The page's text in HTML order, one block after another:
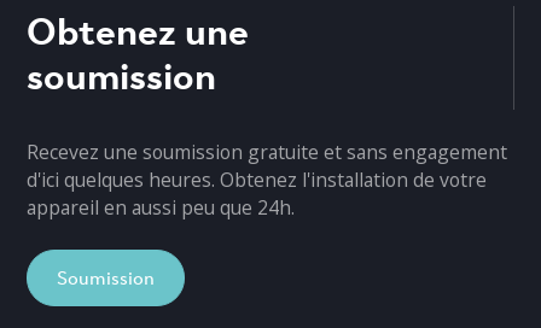
Obtenez une
soumission
Recevez une soumission gratuite et sans engagement
d'ici quelques heures. Obtenez l'installation de votre
appareil en aussi peu que 24h.
Soumission